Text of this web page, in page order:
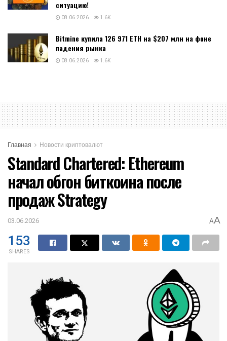
ситуацию!
08.06.2026 1.6K
Bitmine купила 126 971 ETH на $207 млн на фоне
падения рынка
08.06.2026 1.6K
Главная Новости криптовалют
Standard Chartered: Ethereum
начал обгон биткоина после
продаж Strategy
03.06.2026 AA
153
SHARES